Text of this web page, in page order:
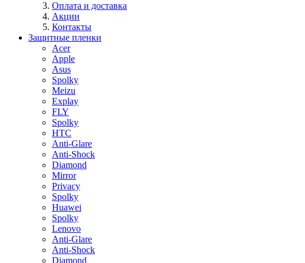
Оплата и доставка
Акции
Контакты
Защитные пленки
Acer
Apple
Asus
Spolky
Meizu
Explay
FLY
Spolky
HTC
Anti-Glare
Anti-Shock
Diamond
Mirror
Privacy
Spolky
Huawei
Spolky
Lenovo
Anti-Glare
Anti-Shock
Diamond